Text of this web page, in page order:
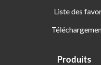
Liste des
Produits